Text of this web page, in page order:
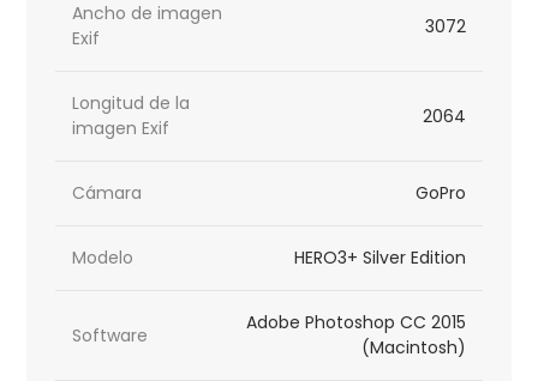
Ancho de imagen
Exif
3072
Longitud de la
imagen Exif
2064
Cámara GoPro
Modelo HERO3+ Silver Edition
Software
Adobe Photoshop CC 2015
(Macintosh)